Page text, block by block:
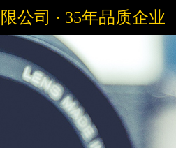
公司 · 35年品质企业